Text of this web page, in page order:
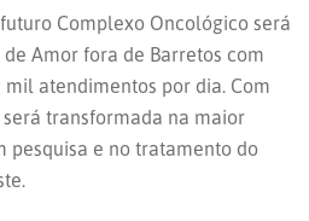
Complexo Oncológico será
Amor fora de Barretos com
atendimentos por dia. Com
transformada na maior
pesquisa e no tratamento do